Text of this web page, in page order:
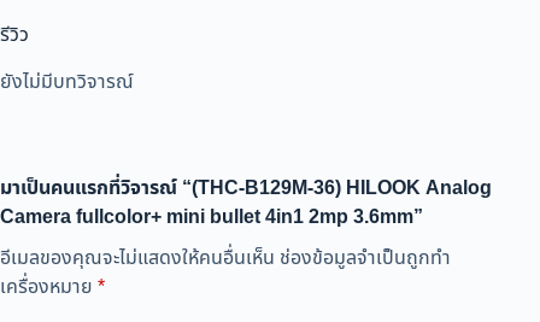
รีวิว
ยังไม่มีบทวิจารณ์
มาเป็นคนแรกที่วิจารณ์ “(THC-B129M-36) HILOOK Analog
Camera fullcolor+ mini bullet 4in1 2mp 3.6mm”
อีเมลของคุณจะไม่แสดงให้คนอื่นเห็น ช่องข้อมูลจำเป็นถูกทำ
เครื่องหมาย *